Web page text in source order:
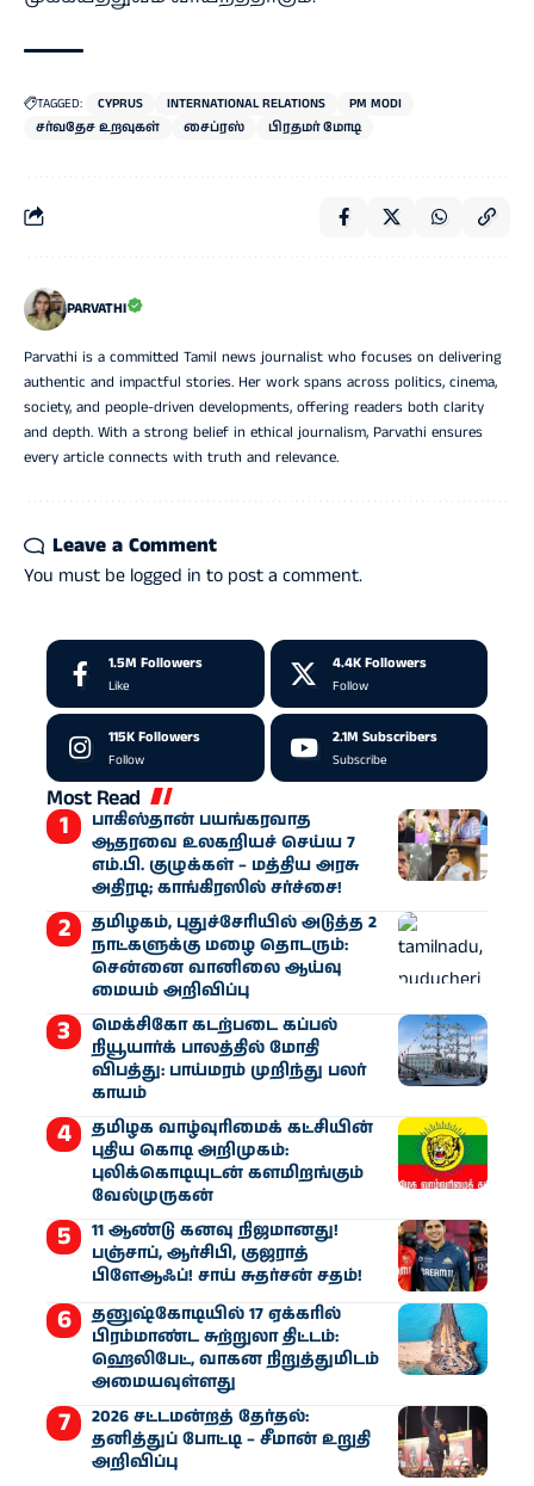
TAGGED: CYPRUS INTERNATIONAL RELATIONS
PM MODI
சர்வதேச உறவுகள்
சைப்ரஸ் பிரதமர் மோடி
PARVATHI
Parvathi is a committed Tamil news journalist who focuses on delivering
authentic and impactful stories. Her work spans across politics, cinema,
society, and people-driven developments, offering readers both clarity
and depth. With a strong belief in ethical journalism, Parvathi ensures
every article connects with truth and relevance.
Leave a Comment
You must be logged in to post a comment.
1.5M Followers
Like
4.4K Followers
Follow
115KFollowers
Follow
2.1M Subscribers
Subscribe
Most Read
பாகிஸ்தான் பயங்கரவாத
ஆதரவை உலகறியச் செய்ய 7
எம்.பி. குழுக்கள் – மத்திய அரசு
அதிரடி; காங்கிரஸில் சர்ச்சை!
தமிழகம், புதுச்சேரியில் அடுத்த 2
நாட்களுக்கு மழை தொடரும்:
சென்னை வானிலை ஆய்வு
மையம் அறிவிப்பு
மெக்சிகோ கடற்படை கப்பல்
நியூயார்க் பாலத்தில் மோதி
விபத்து: பாய்மரம் முறிந்து பலர்
காயம்
தமிழக வாழ்வுரிமைக் கட்சியின்
புதிய கொடி அறிமுகம்:
புலிக்கொடியுடன் களமிறங்கும்
வேல்முருகன்
11 ஆண்டு கனவு நிஜமானது!
பஞ்சாப், ஆர்சிபி, குஜராத்
பிளேஆஃப்! சாய் சுதர்சன் சதம்!
தனுஷ்கோடியில் 17 ஏக்கரில்
பிரம்மாண்ட சுற்றுலா திட்டம்:
ஹெலிபேட், வாகன நிறுத்துமிடம்
அமையவுள்ளது
2026 சட்டமன்றத் தேர்தல்:
தனித்துப் போட்டி – சீமான் உறுதி
அறிவிப்பு